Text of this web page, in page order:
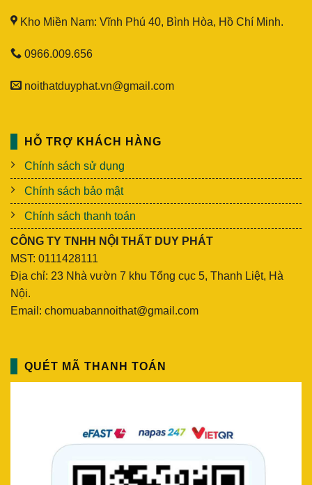
Kho Miền Nam: Vĩnh Phú 40, Bình Hòa, Hồ Chí Minh.
0966.009.656
noithatduyphat.vn@gmail.com
HỖ TRỢ KHÁCH HÀNG
Chính sách sử dụng
Chính sách bảo mật
Chính sách thanh toán
CÔNG TY TNHH NỘI THẤT DUY PHÁT
MST: 0111428111
Địa chỉ: 23 Nhà vườn 7 khu Tổng cục 5, Thanh Liệt, Hà
Nội.
Email: chomuabannoithat@gmail.com
QUÉT MÃ THANH TOÁN